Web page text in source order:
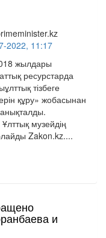
2022, 11:17
жылдары
ресурстарда
тізбеге
құру» жобасынан
музейдің
Zakon.kz....
и